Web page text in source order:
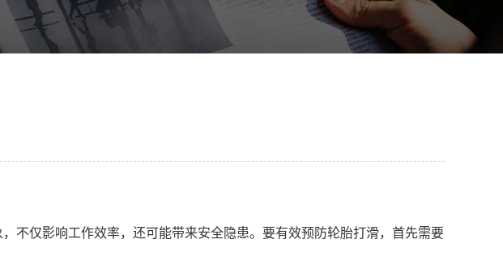
仅影响工作效率，还可能带来安全隐患。要有效预防轮胎打滑，首先需要